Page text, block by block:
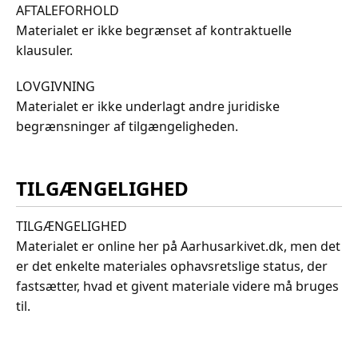
AFTALEFORHOLD
Materialet er ikke begrænset af kontraktuelle
klausuler.
LOVGIVNING
Materialet er ikke underlagt andre juridiske
begrænsninger af tilgængeligheden.
TILGÆNGELIGHED
TILGÆNGELIGHED
Materialet er online her på Aarhusarkivet.dk, men det
er det enkelte materiales ophavsretslige status, der
fastsætter, hvad et givent materiale videre må bruges
til.